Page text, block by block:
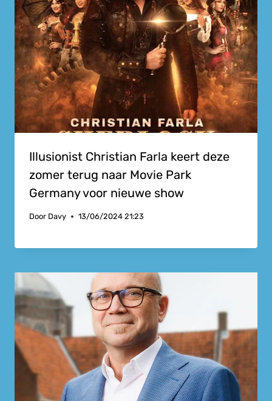
Illusionist Christian Farla keert deze
zomer terug naar Movie Park
Germany voor nieuwe show
Door Davy 13/06/2024 21:23